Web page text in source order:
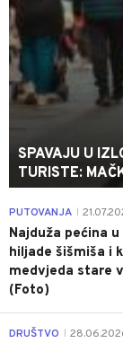
SPAVAJU U
TURISTE:
PUTOVANJA
Najduža pećina
hiljade šišmiša i
medvjeda stare
(Foto)
DRUŠTVO